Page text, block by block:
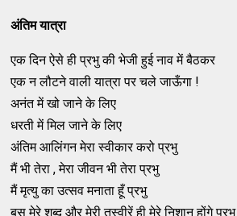
अंतिम यात्रा
एक दिन ऐसे ही प्रभु की भेजी हुई नाव में बैठकर
एक न लौटने वाली यात्रा पर चले जाऊँगा !
अनंत में खो जाने के लिए
धरती में मिल जाने के लिए
अंतिम आलिंगन मेरा स्वीकार करो प्रभु
मैं भी तेरा , मेरा जीवन भी तेरा प्रभु
मैं मृत्यु का उत्सव मनाता हूँ प्रभु
बस मेरे शब्द और मेरी तस्वीरें ही मेरे निशान होंगे प्रभु